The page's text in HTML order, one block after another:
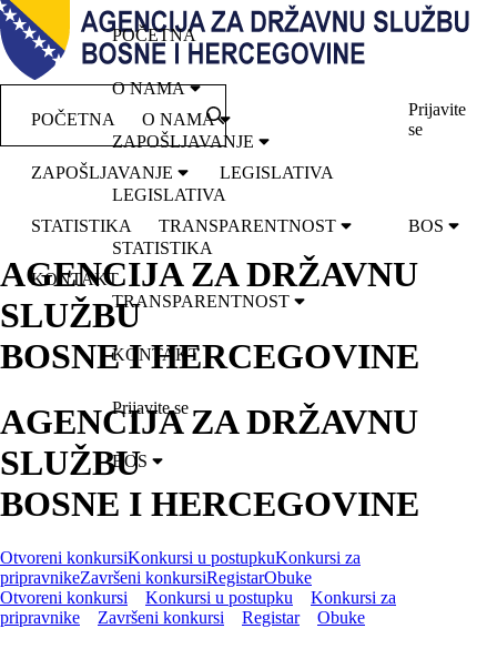
POČETNA O NAMA
ZAPOŠLJAVANJE LEGISLATIVA
STATISTIKA TRANSPARENTNOST
KONTAKT
Prijavite
se
BOS
AGENCIJA ZA DRŽAVNU
SLUŽBU
BOSNE I HERCEGOVINE
AGENCIJA ZA DRŽAVNU
SLUŽBU
BOSNE I HERCEGOVINE
Otvoreni konkursiKonkursi u postupkuKonkursi za
pripravnikeZavršeni konkursiRegistarObuke
Otvoreni konkursi
Konkursi u postupku
Konkursi za
pripravnike
Završeni konkursi Registar Obuke
POČETNA
O NAMA
ZAPOŠLJAVANJE
LEGISLATIVA
STATISTIKA
TRANSPARENTNOST
KONTAKT
Prijavite se
BOS